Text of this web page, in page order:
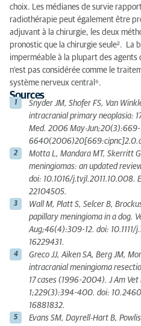
choix. Les médianes de survie
radiothérapie peut également être
adjuvant à la chirurgie, les deux
pronostic que la chirurgie seule². La
imperméable à la plupart des
n’est pas considérée comme le
système nerveux central⁶.
Sources
Snyder JM, Shofer FS, Van
intracranial primary neoplasia:
Med. 2006 May-
Motta L, Mandara MT, Skerritt
meningiomas: an updated
doi: 10.1016/j.tvjl.2011.10.008.
22104505.
Wall M, Platt S, Selcer B,
papillary meningioma in a dog.
Aug;46(4):309-12. doi:
16229431.
Greco JJ, Aiken SA, Berg JM,
intracranial meningioma
17 cases (1996-2004). J Am
1;229(3):394-400. doi:
16881832.
Evans SM, Dayrell-Hart B,